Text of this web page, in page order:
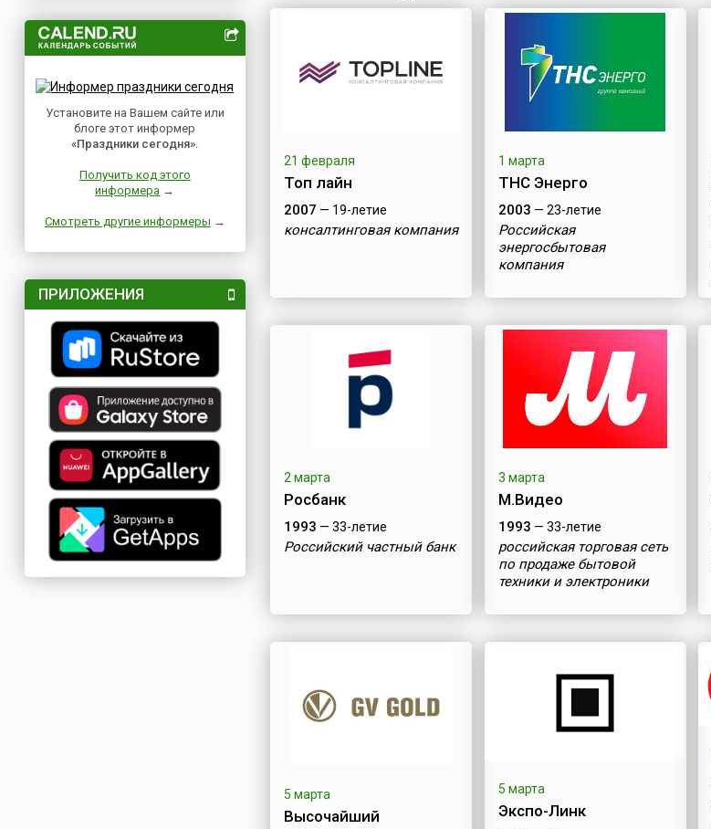
Установите на Вашем сайте или
блоге этот информер
«Праздники сегодня».
Получить код этого
информера →
Смотреть другие информеры →
ПРИЛОЖЕНИЯ
21 февраля
Топ лайн
2007 — 19-летие
консалтинговая компания
1 марта
ТНС Энерго
2003 — 23-летие
Российская
энергосбытовая
компания
2 марта
Росбанк
1993 — 33-летие
Российский частный банк
3 марта
М.Видео
1993 — 33-летие
российская торговая сеть
по продаже бытовой
техники и электроники
5 марта
Высочайший
5 марта
Экспо-Линк